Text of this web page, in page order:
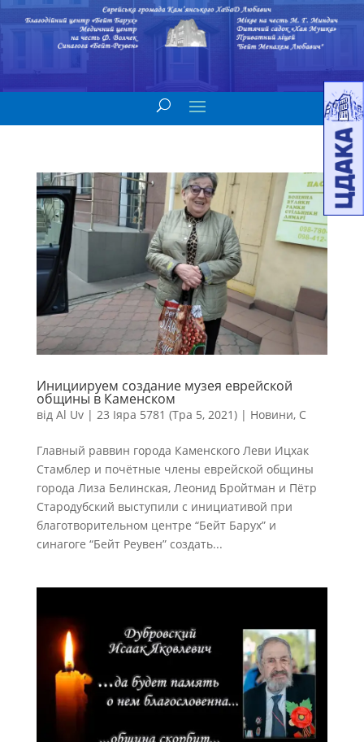
Инициируем создание музея еврейской
общины в Каменском
від Al Uv| 23 Іяра 5781 (Тра 5, 2021)| Новини, С
Главный раввин города Каменского Леви Ицхак
Стамблер и почётные члены еврейской общины
города Лиза Белинская, Леонид Бройтман и Пётр
Стародубский выступили с инициативой при
благотворительном центре “Бейт Барух” и
синагоге “Бейт Реувен” создать...